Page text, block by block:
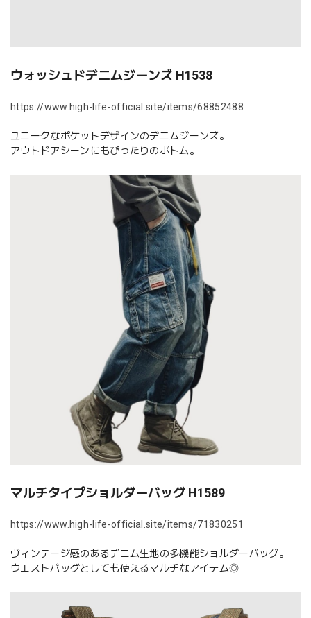
ウォッシュドデニムジーンズ H1538
https://www.high-life-official.site/items/68852488
ユニークなポケットデザインのデニムジーンズ。
アウトドアシーンにもぴったりのボトム。
マルチタイプショルダーバッグ H1589
https://www.high-life-official.site/items/71830251
ヴィンテージ感のあるデニム生地の多機能ショルダーバッグ。
ウエストバッグとしても使えるマルチなアイテム◎